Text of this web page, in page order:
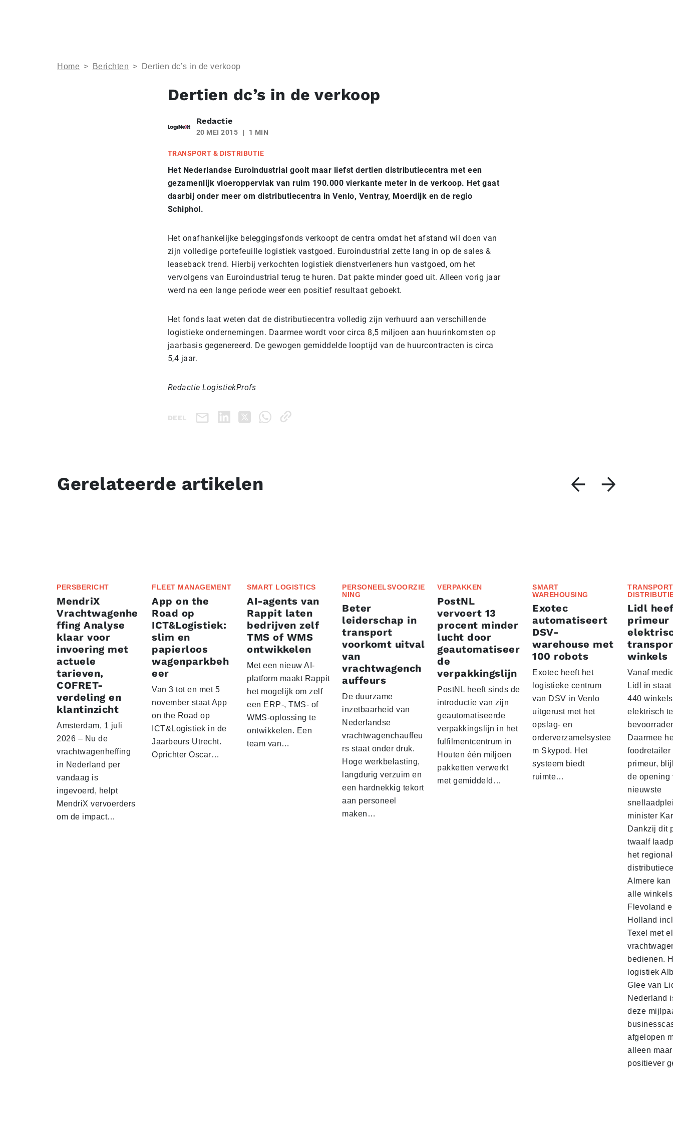
Home > Berichten > Dertien dc’s in de verkoop
Dertien dc’s in de verkoop
Redactie
20 MEI 2015 1 MIN
TRANSPORT & DISTRIBUTIE
Het Nederlandse Euroindustrial gooit maar liefst dertien distributiecentra met een
gezamenlijk vloeroppervlak van ruim 190.000 vierkante meter in de verkoop. Het gaat
daarbij onder meer om distributiecentra in Venlo, Ventray, Moerdijk en de regio
Schiphol.
Het onafhankelijke beleggingsfonds verkoopt de centra omdat het afstand wil doen van
zijn volledige portefeuille logistiek vastgoed. Euroindustrial zette lang in op de sales &
leaseback trend. Hierbij verkochten logistiek dienstverleners hun vastgoed, om het
vervolgens van Euroindustrial terug te huren. Dat pakte minder goed uit. Alleen vorig jaar
werd na een lange periode weer een positief resultaat geboekt.
Het fonds laat weten dat de distributiecentra volledig zijn verhuurd aan verschillende
logistieke ondernemingen. Daarmee wordt voor circa 8,5 miljoen aan huurinkomsten op
jaarbasis gegenereerd. De gewogen gemiddelde looptijd van de huurcontracten is circa
5,4 jaar.
Redactie LogistiekProfs
DEEL
Gerelateerde artikelen
PERSBERICHT
MendriX
Vrachtwagenhe
ffing Analyse
klaar voor
invoering met
actuele
tarieven,
COFRET-
verdeling en
klantinzicht
Amsterdam, 1 juli
2026 – Nu de
vrachtwagenheffing
in Nederland per
vandaag is
ingevoerd, helpt
MendriX vervoerders
om de impact…
FLEET MANAGEMENT
App on the
Road op
ICT&Logistiek:
slim en
papierloos
wagenparkbeh
eer
Van 3 tot en met 5
november staat App
on the Road op
ICT&Logistiek in de
Jaarbeurs Utrecht.
Oprichter Oscar…
SMART LOGISTICS
AI-agents van
Rappit laten
bedrijven zelf
TMS of WMS
ontwikkelen
Met een nieuw AI-
platform maakt Rappit
het mogelijk om zelf
een ERP-, TMS- of
WMS-oplossing te
ontwikkelen. Een
team van…
PERSONEELSVOORZIE
NING
Beter
leiderschap in
transport
voorkomt uitval
van
vrachtwagench
auffeurs
De duurzame
inzetbaarheid van
Nederlandse
vrachtwagenchauffeu
rs staat onder druk.
Hoge werkbelasting,
langdurig verzuim en
een hardnekkig tekort
aan personeel
maken…
VERPAKKEN
PostNL
vervoert 13
procent minder
lucht door
geautomatiseer
de
verpakkingslijn
PostNL heeft sinds de
introductie van zijn
geautomatiseerde
verpakkingslijn in het
fulfilmentcentrum in
Houten één miljoen
pakketten verwerkt
met gemiddeld…
SMART
WAREHOUSING
Exotec
automatiseert
DSV-
warehouse met
100 robots
Exotec heeft het
logistieke centrum
van DSV in Venlo
uitgerust met het
opslag- en
orderverzamelsystee
m Skypod. Het
systeem biedt
ruimte…
Lidl
primeur
winkels
Vanaf
Lidl in
440 winkels
elektrisch te
Daarmee
foodretailer
primeur,
de opening
nieuwste
minister
Dankzij dit
twaalf
het
Almere
alle
Flevoland
Holland
Texel met
bedienen.
logistiek
Glee van
Nederland
deze
afgelopen
alleen maar
positiever